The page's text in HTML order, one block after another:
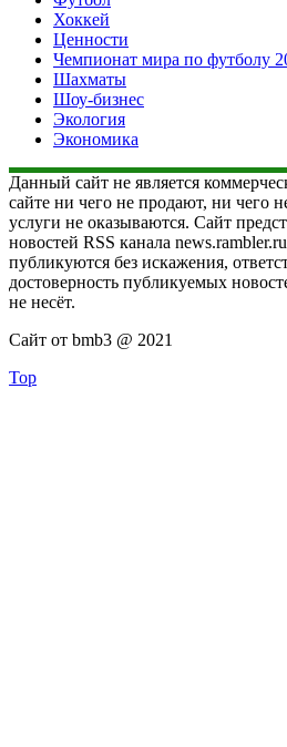
Хоккей
Ценности
Чемпионат мира по футболу
Шахматы
Шоу-бизнес
Экология
Экономика
Данный сайт не является
сайте ни чего не продают, ни чего
услуги не оказываются. Сайт
новостей RSS канала
публикуются без искажения,
достоверность публикуемых
не несёт.
Сайт от bmb3 @ 2021
Top